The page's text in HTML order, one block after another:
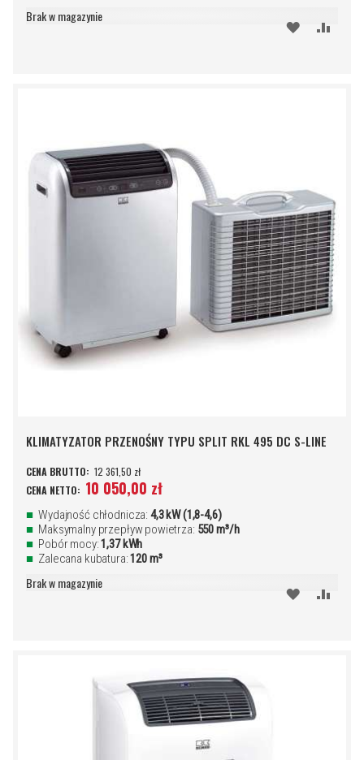
Brak w magazynie
DODAJ
KLIMATYZATOR PRZENOŚNY TYPU SPLIT RKL 495 DC S-LINE
12 361,50 zł
10 050,00 zł
Wydajność chłodnicza: 4,3 kW (1,8-4,6)
Maksymalny przepływ powietrza: 550 m³/h
Pobór mocy:1,37 kWh
Zalecana kubatura:120 m³
Brak w magazynie
DODAJ